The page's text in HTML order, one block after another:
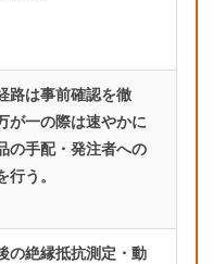
路は事前確認を徹
が一の際は速やかに
の手配・発注者への
行う。
の絶縁抵抗測定・動